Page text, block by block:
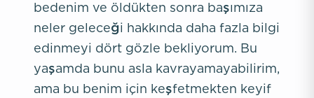
bedenim ve öldükten sonra başımıza
neler geleceği hakkında daha fazla bilgi
edinmeyi dört gözle bekliyorum. Bu
yaşamda bunu asla kavrayamayabilirim,
ama bu benim için keşfetmekten keyif